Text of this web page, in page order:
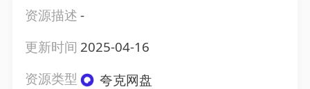
资源描述-
更新时间 2025-04-16
资源类型
夸克网盘